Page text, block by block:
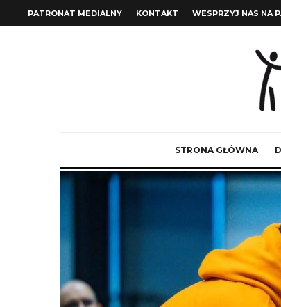
PATRONAT MEDIALNY KONTAKT WESPRZYJ NAS NA
STRONA GŁÓWNA